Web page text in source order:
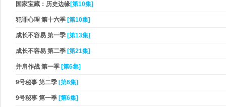
国家宝藏：历史边缘[第10集]
犯罪心理 第十六季 [第10集]
成长不容易 第一季 [第13集]
成长不容易 第二季 [第21集]
并肩作战 第一季 [第6集]
9号秘事 第二季 [第6集]
9号秘事 第一季 [第6集]